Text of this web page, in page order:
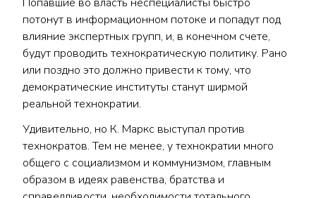
потонут в информационном потоке и попадут под
влияние экспертных групп, и, в конечном счете,
будут проводить технократическую политику. Рано
или поздно это должно привести к тому, что
демократические институты станут ширмой
реальной технократии.
Удивительно, но К. Маркс выступал против
технократов. Тем не менее, у технократии много
общего с социализмом и коммунизмом, главным
образом в идеях равенства, братства и